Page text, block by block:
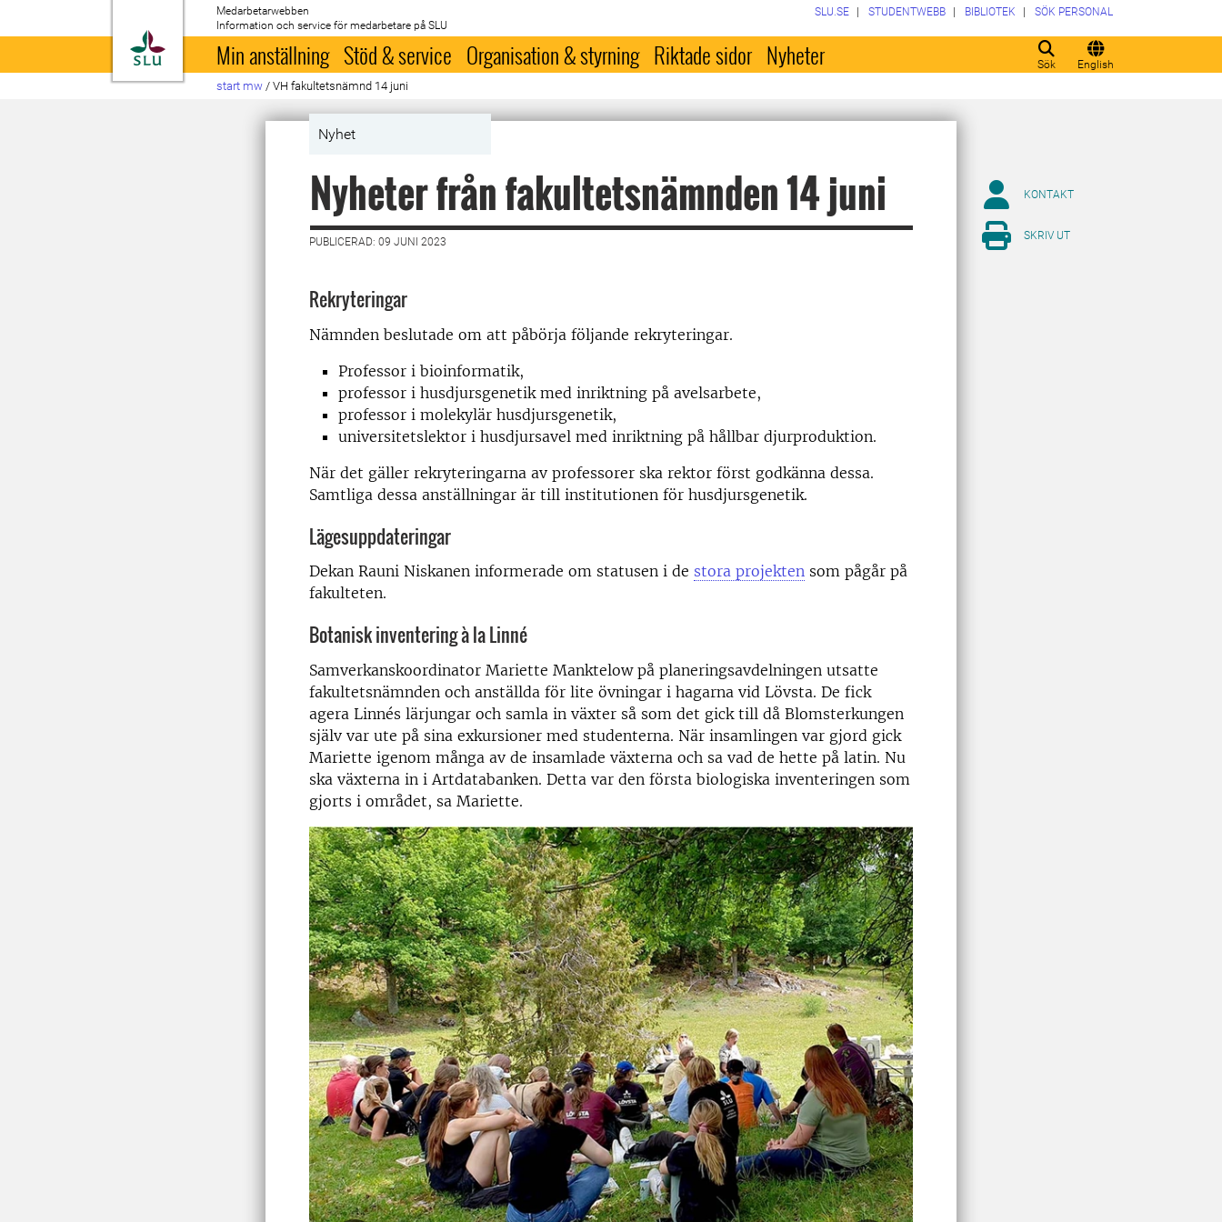
Till startsida
Medarbetarwebben
Information och service för medarbetare på SLU
Sök English
SLU.SE STUDENTWEBB BIBLIOTEK SÖK PERSONAL
Min anställning Stöd & service Organisation & styrning Riktade sidor Nyheter
start mw / VH fakultetsnämnd 14 juni
Nyhet
Nyheter från fakultetsnämnden 14 juni
PUBLICERAD: 09 JUNI 2023
Rekryteringar
Nämnden beslutade om att påbörja följande rekryteringar.
Professor i bioinformatik,
professor i husdjursgenetik med inriktning på avelsarbete,
professor i molekylär husdjursgenetik,
universitetslektor i husdjursavel med inriktning på hållbar djurproduktion.
När det gäller rekryteringarna av professorer ska rektor först godkänna dessa.
Samtliga dessa anställningar är till institutionen för husdjursgenetik.
Lägesuppdateringar
Dekan Rauni Niskanen informerade om statusen i de stora projekten som pågår på
fakulteten.
Botanisk inventering à la Linné
Samverkanskoordinator Mariette Manktelow på planeringsavdelningen utsatte
fakultetsnämnden och anställda för lite övningar i hagarna vid Lövsta. De fick
agera Linnés lärjungar och samla in växter så som det gick till då Blomsterkungen
själv var ute på sina exkursioner med studenterna. När insamlingen var gjord gick
Mariette igenom många av de insamlade växterna och sa vad de hette på latin. Nu
ska växterna in i Artdatabanken. Detta var den första biologiska inventeringen som
gjorts i området, sa Mariette.
KONTAKT
SKRIV UT